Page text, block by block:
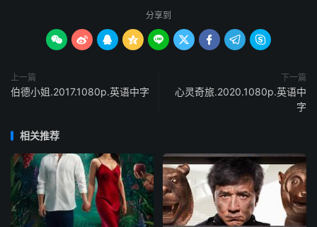
分享到
        
上一篇
伯德小姐.2017.1080p.英语中字
下一篇
心灵奇旅.2020.1080p.英语中
字
相关推荐